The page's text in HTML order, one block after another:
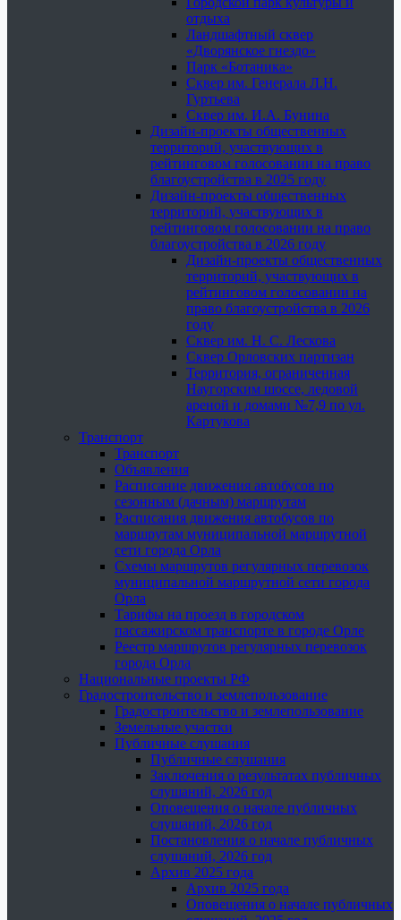
отдыха
Ландшафтный сквер
«Дворянское гнездо»
Парк «Ботаника»
Сквер им. Генерала Л.Н.
Гуртьева
Сквер им. И.А. Бунина
Дизайн-проекты общественных
территорий, участвующих в
рейтинговом голосовании на право
благоустройства в 2025 году
Дизайн-проекты общественных
территорий, участвующих в
рейтинговом голосовании на право
благоустройства в 2026 году
Дизайн-проекты общественных
территорий, участвующих в
рейтинговом голосовании на
право благоустройства в 2026
году
Сквер им. Н. С. Лескова
Сквер Орловских партизан
Территория, ограниченная
Наугорским шоссе, ледовой
ареной и домами №7,9 по ул.
Картукова
Транспорт
Транспорт
Объявления
Расписание движения автобусов по
сезонным (дачным) маршрутам
Расписания движения автобусов по
маршрутам муниципальной маршрутной
сети города Орла
Схемы маршрутов регулярных перевозок
муниципальной маршрутной сети города
Орла
Тарифы на проезд в городском
пассажирском транспорте в городе Орле
Реестр маршрутов регулярных перевозок
города Орла
Национальные проекты РФ
Градостроительство и землепользование
Градостроительство и землепользование
Земельные участки
Публичные слушания
Публичные слушания
Заключения о результатах публичных
слушаний, 2026 год
Оповещения о начале публичных
слушаний, 2026 год
Постановления о начале публичных
слушаний, 2026 год
Архив 2025 года
Архив 2025 года
Оповещения о начале публичных